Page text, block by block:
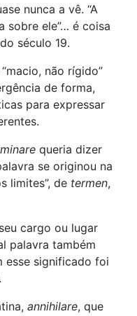
nunca a vê. “A
sobre ele”… é coisa
século 19.
não rígido”
de forma,
para expressar
queria dizer
se originou na
limites”, de termen,
cargo ou lugar
palavra também
esse significado foi
annihilare, que